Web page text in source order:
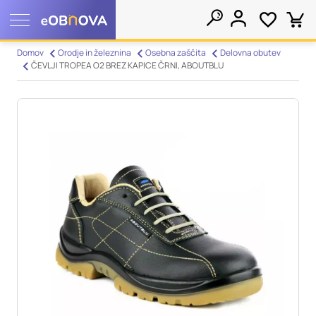
Domov Orodje in železnina Osebna zaščita
Delovna obutev
ČEVLJI TROPEA O2 BREZ KAPICE ČRNI, ABOUTBLU
Nastavitve piškotkov
deluje v skladu z vašimi pričakovanji. Te informacije običajno
ne razkrivajo neposredno vaše identitete, vendar vam lahko
zagotovijo bolj prilagojeno spletno uporabniško izkušnjo.
Nekatere vrste piškotkov lahko zavrnete. Klikajte različna
imena kategorij, da si ogledate več informacij in spremenite
privzete nastavitve. Blokiranje določenih vrst piškotkov vpliva
na vašo uporabo tega spletnega mesta in naše storitve.